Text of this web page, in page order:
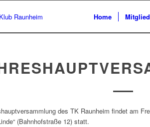
Home
des TK Raunheim findet am
(Bahnhofstraße 12) statt.